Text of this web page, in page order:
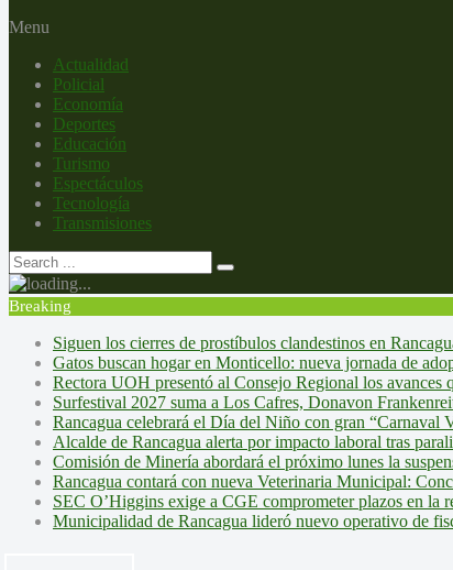
Menu
Actualidad
Policial
Economía
Deportes
Educación
Turismo
Espectáculos
Tecnología
Transmisiones
Breaking
Siguen los cierres de prostíbulos clandestinos en
Gatos buscan hogar en Monticello: nueva jornada de
Rectora UOH presentó al Consejo Regional los avances
Surfestival 2027 suma a Los Cafres, Donavon
Rancagua celebrará el Día del Niño con gran “Carnaval
Alcalde de Rancagua alerta por impacto laboral tras
Comisión de Minería abordará el próximo lunes la
Rancagua contará con nueva Veterinaria Municipal:
SEC O’Higgins exige a CGE comprometer plazos en la
Municipalidad de Rancagua lideró nuevo operativo de